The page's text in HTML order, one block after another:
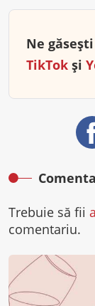
Ne
TikTok și
Trebuie să fii
comentariu.